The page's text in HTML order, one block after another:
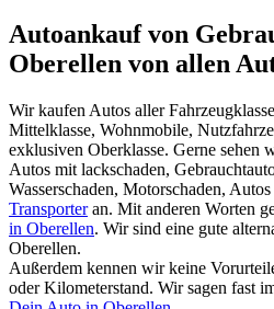
Autoankauf von
Oberellen von allen
Wir kaufen Autos aller
Mittelklasse, Wohnmobile,
exklusiven Oberklasse. Gerne
Autos mit lackschaden,
Wasserschaden, Motorschaden,
Transporteran. Mit anderen Worten
in Oberellen. Wir sind eine gute
Oberellen.
Außerdem kennen wir keine
oder Kilometerstand. Wir sagen fast